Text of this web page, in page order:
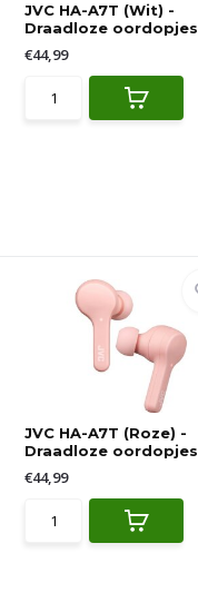
JVC HA-A7T (Wit) -
Draadloze oordopjes
€44,99
JVC HA-A7T (Roze) -
Draadloze oordopjes
€44,99